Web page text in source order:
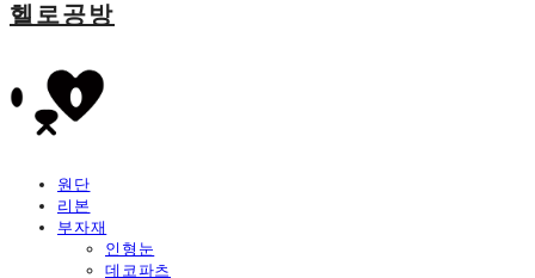
헬로공방
원단
리본
부자재
인형눈
데코파츠